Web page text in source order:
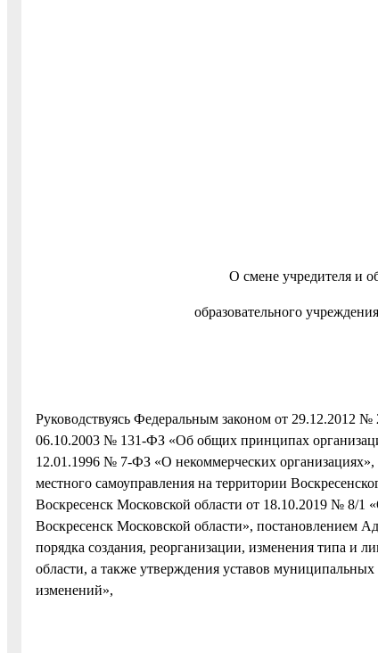
О смене учредителя и
образовательного
Руководствуясь Федеральным законом от 29.12.2012
06.10.2003 № 131-ФЗ «Об общих принципах
12.01.1996 № 7-ФЗ «О некоммерческих
местного самоуправления на территории
Воскресенск Московской области от 18.10.2019 № 8/1
Воскресенск Московской области», постановлением
порядка создания, реорганизации, изменения типа и
области, а также утверждения уставов
изменений»,